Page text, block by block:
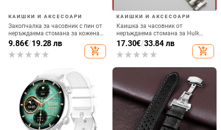
КАИШКИ И АКСЕСОАРИ
Закопчалка за часовник с пин от
неръждаема стомана за кожена
каишка — Jaeger-LeCoultre Big
Mark
9.86€/19.28 лв
add_shopping_cart
КАИШКИ И АКСЕСОАРИ
Каишка за часовник от
неръждаема стомана за Hulk
Submariner – подводен стил,
универсална съвместимост
17.30€/33.84 лв
add_shopping_cart